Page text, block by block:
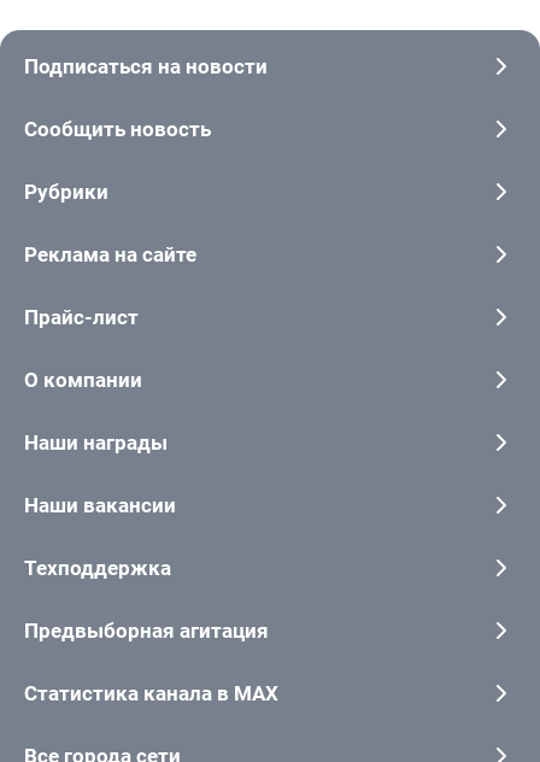
Подписаться на новости
Сообщить новость
Рубрики
Реклама на сайте
Прайс-лист
О компании
Наши награды
Наши вакансии
Техподдержка
Предвыборная агитация
Статистика канала в MAX
Все города сети